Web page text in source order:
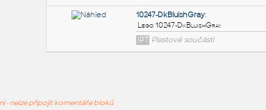
- nelze připojit komentáře bloků